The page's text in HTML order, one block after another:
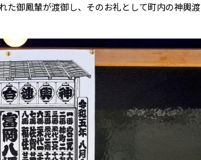
た御鳳輦が渡御し、そのお礼として町内の神輿渡